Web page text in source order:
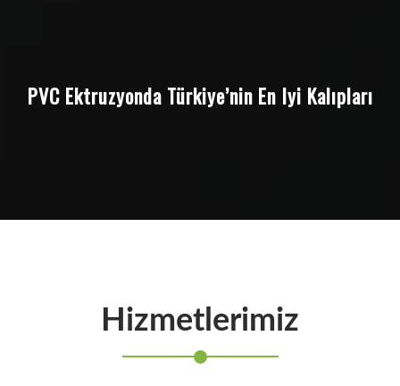
PVC Ektruzyonda Türkiye’nin En Iyi Kalıpları
Hizmetlerimiz